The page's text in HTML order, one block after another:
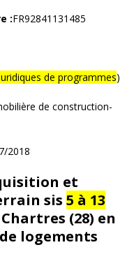
:FR92841131485
de programmes)
de construction-
2018
et
sis 5 à 13
(28) en
logements